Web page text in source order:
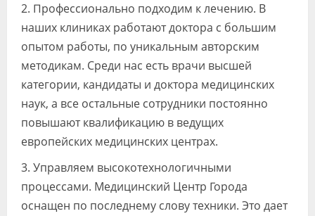
2. Профессионально подходим к лечению. В
наших клиниках работают доктора с большим
опытом работы, по уникальным авторским
методикам. Среди нас есть врачи высшей
категории, кандидаты и доктора медицинских
наук, а все остальные сотрудники постоянно
повышают квалификацию в ведущих
европейских медицинских центрах.
3. Управляем высокотехнологичными
процессами. Медицинский Центр Города
оснащен по последнему слову техники. Это дает